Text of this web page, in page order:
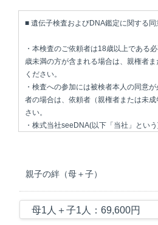
■ 遺伝子検査およびDNA鑑定に関する同
・本検査のご依頼者は18歳以上である
歳未満の方が含まれる場合は、親権者
ください。
・検査への参加には被検者本人の同意
者の場合は、依頼者（親権者または未
さい。
・株式当社seeDNA(以下「当社」とい
・無料オプション検査の結果を確認する
・下記項目で同意できない項目やご質
絡ください。
親子の絆（母＋子）